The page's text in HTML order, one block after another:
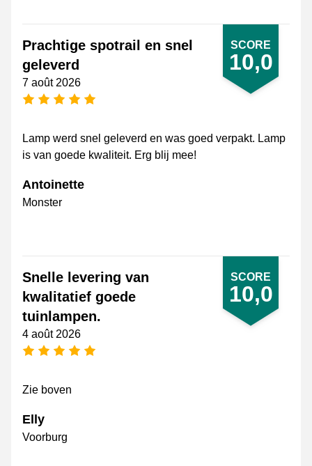
SCORE
10,0
Prachtige spotrail en snel
geleverd
7 août 2026
[_General:NumberOfStarsPluralFormat]
Lamp werd snel geleverd en was goed verpakt. Lamp
is van goede kwaliteit. Erg blij mee!
Antoinette
Monster
SCORE
10,0
Snelle levering van
kwalitatief goede
tuinlampen.
4 août 2026
[_General:NumberOfStarsPluralFormat]
Zie boven
Elly
Voorburg